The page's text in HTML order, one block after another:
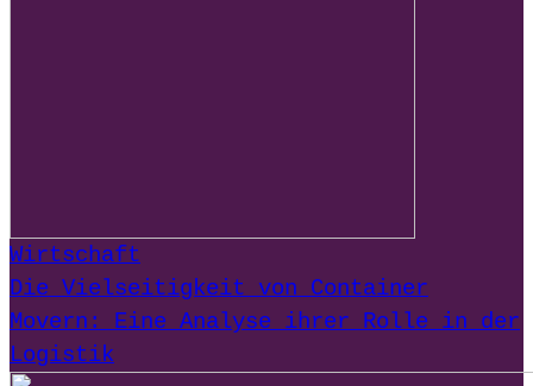
Wirtschaft
Die Vielseitigkeit von Container
Movern: Eine Analyse ihrer Rolle in der
Logistik